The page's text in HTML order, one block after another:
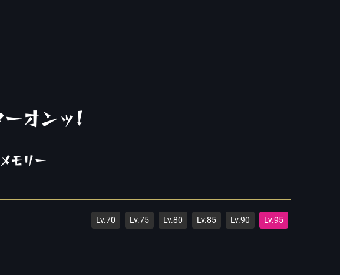
ーオンッ!
モリー
Lv.70 Lv.75 Lv.80 Lv.85 Lv.90 Lv.95